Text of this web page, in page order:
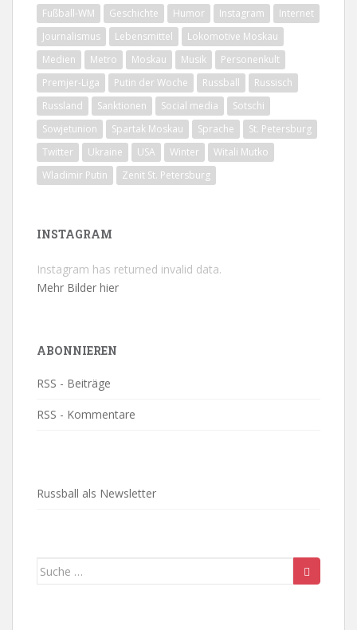
Fußball-WM
Geschichte Humor Instagram
Internet
Journalismus
Lebensmittel
Lokomotive Moskau
Medien
Metro Moskau Musik
Personenkult
Premjer-Liga
Putin der Woche Russball
Russisch
Russland
Sanktionen Social media
Sotschi
Sowjetunion
Spartak Moskau Sprache
St. Petersburg
Twitter
Ukraine USA Winter
Witali Mutko
Wladimir Putin
Zenit St. Petersburg
INSTAGRAM
Instagram has returned invalid data.
Mehr Bilder hier
ABONNIEREN
RSS - Beiträge
RSS - Kommentare
Russball als Newsletter
Suche